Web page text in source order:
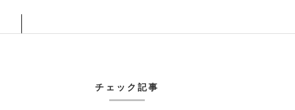
チェック記事